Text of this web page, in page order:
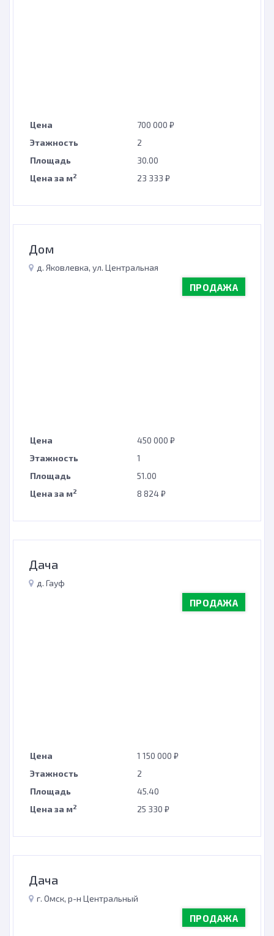
Цена
700 000 ₽
Этажность
2
Площадь
30.00
Цена за м2 23 333 ₽
Дом
д. Яковлевка, ул. Центральная
ПРОДАЖА
Цена
450 000 ₽
Этажность
1
Площадь
51.00
Цена за м2 8 824 ₽
Дача
д. Гауф
ПРОДАЖА
Цена
1 150 000 ₽
Этажность
2
Площадь
45.40
Цена за м2 25 330 ₽
Дача
г. Омск, р-н Центральный
ПРОДАЖА